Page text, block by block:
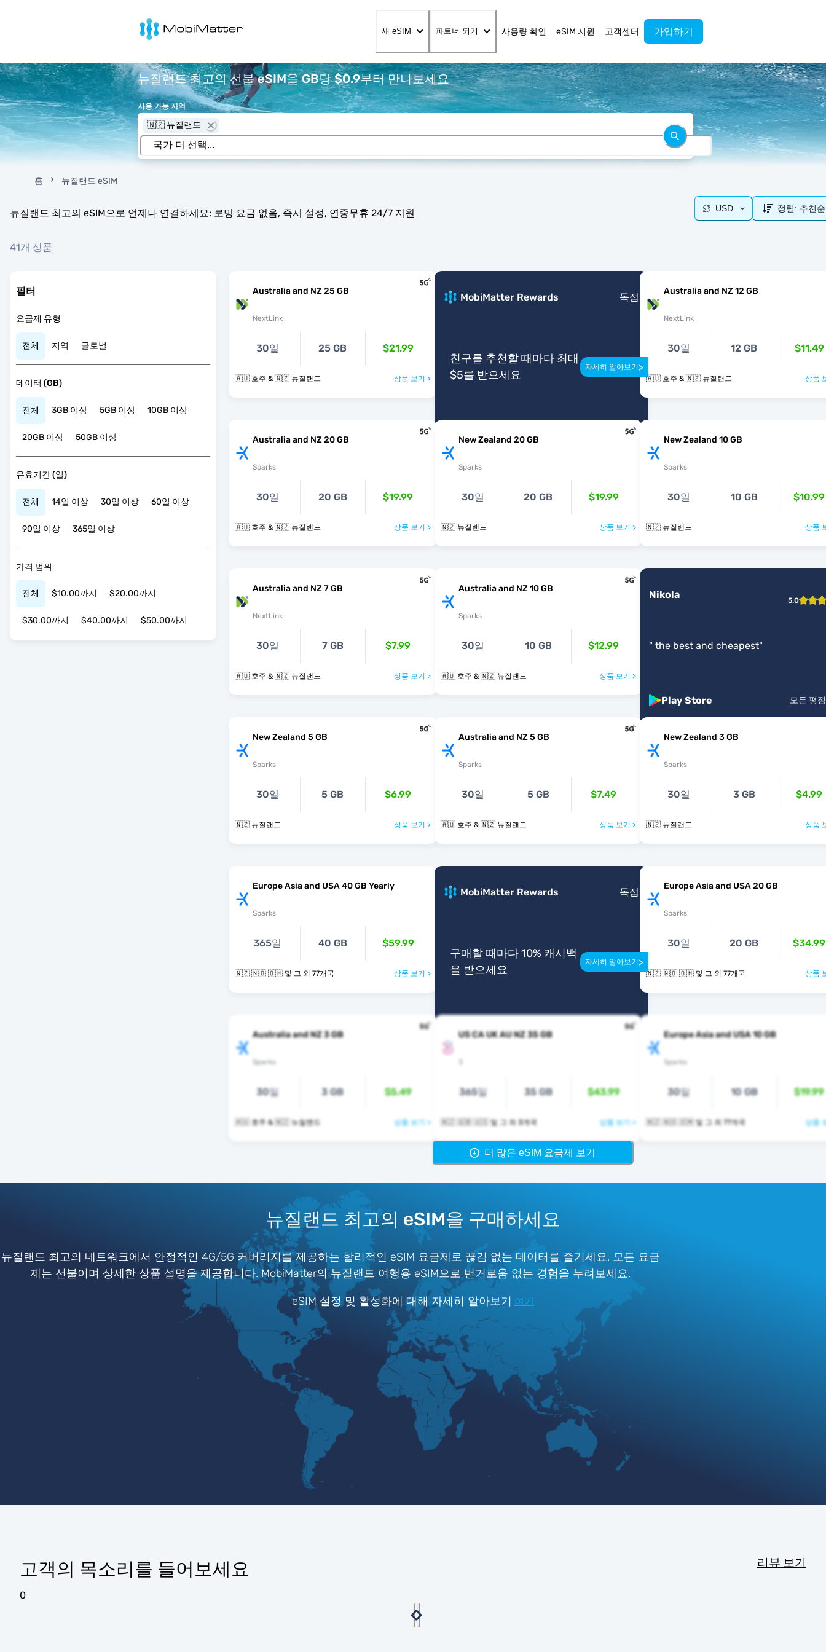
MobiMatter
새 eSIM 파트너 되기 사용량 확인 eSIM 지원 고객센터 가입하기
뉴질랜드 최고의 선불 eSIM을 GB당 $0.9부터 만나보세요
사용 가능 지역
🇳🇿 뉴질랜드
홈 뉴질랜드 eSIM
뉴질랜드 최고의 eSIM으로 언제나 연결하세요: 로밍 요금 없음, 즉시 설정, 연중무휴 24/7 지원
41개 상품
USD 정렬: 추천순
필터
요금제 유형
전체 지역 글로벌
데이터 (GB)
전체 3GB 이상 5GB 이상 10GB 이상
20GB 이상 50GB 이상
유효기간 (일)
전체 14일 이상 30일 이상 60일 이상
90일 이상 365일 이상
가격 범위
전체 $10.00까지 $20.00까지
$30.00까지 $40.00까지 $50.00까지
Australia and NZ 25 GB
NextLink
30일 25 GB $21.99
🇦🇺 호주 & 🇳🇿 뉴질랜드 상품 보기 >
MobiMatter Rewards 독점
친구를 추천할 때마다 최대
$5를 받으세요
자세히 알아보기 >
Australia and NZ 12 GB
NextLink
30일 12 GB $11.49
🇦🇺 호주 & 🇳🇿 뉴질랜드 상품
Australia and NZ 20 GB
Sparks
30일 20 GB $19.99
🇦🇺 호주 & 🇳🇿 뉴질랜드 상품 보기 >
New Zealand 20 GB
Sparks
30일 20 GB $19.99
🇳🇿 뉴질랜드 상품 보기 >
New Zealand 10 GB
Sparks
30일 10 GB $10.99
🇳🇿 뉴질랜드 상품
Australia and NZ 7 GB
NextLink
30일 7 GB $7.99
🇦🇺 호주 & 🇳🇿 뉴질랜드 상품 보기 >
Australia and NZ 10 GB
Sparks
30일 10 GB $12.99
🇦🇺 호주 & 🇳🇿 뉴질랜드 상품 보기 >
Nikola 5.0
" the best and cheapest"
Play Store 모든 평
New Zealand 5 GB
Sparks
30일 5 GB $6.99
🇳🇿 뉴질랜드 상품 보기 >
Australia and NZ 5 GB
Sparks
30일 5 GB $7.49
🇦🇺 호주 & 🇳🇿 뉴질랜드 상품 보기 >
New Zealand 3 GB
Sparks
30일 3 GB $4.99
🇳🇿 뉴질랜드 상품
Europe Asia and USA 40 GB Yearly
Sparks
365일 40 GB $59.99
🇳🇿 🇳🇴 🇴🇲 및 그 외 77개국 상품 보기 >
MobiMatter Rewards 독점
구매할 때마다 10% 캐시백
을 받으세요
자세히 알아보기 >
Europe Asia and USA 20 GB
Sparks
30일 20 GB $34.99
🇳🇿 🇳🇴 🇴🇲 및 그 외 77개국 상품
Australia and NZ 3 GB
Sparks
30일 3 GB $5.49
🇦🇺 호주 & 🇳🇿 뉴질랜드 상품 보기 >
US CA UK AU NZ 35 GB
365일 35 GB $43.99
🇳🇿 🇬🇧 🇺🇸 및 그 외 3개국 상품 보기 >
Europe Asia and USA 10 GB
Sparks
30일 10 GB $19.99
🇳🇿 🇳🇴 🇴🇲 및 그 외 77개국 상품
더 많은 eSIM 요금제 보기
뉴질랜드 최고의 eSIM을 구매하세요
뉴질랜드 최고의 네트워크에서 안정적인 4G/5G 커버리지를 제공하는 합리적인 eSIM 요금제로 끊김 없는 데이터를 즐기세요. 모든 요금
제는 선불이며 상세한 상품 설명을 제공합니다. MobiMatter의 뉴질랜드 여행용 eSIM으로 번거로움 없는 경험을 누려보세요.
eSIM 설정 및 활성화에 대해 자세히 알아보기 여기
고객의 목소리를 들어보세요 리뷰 보기
0